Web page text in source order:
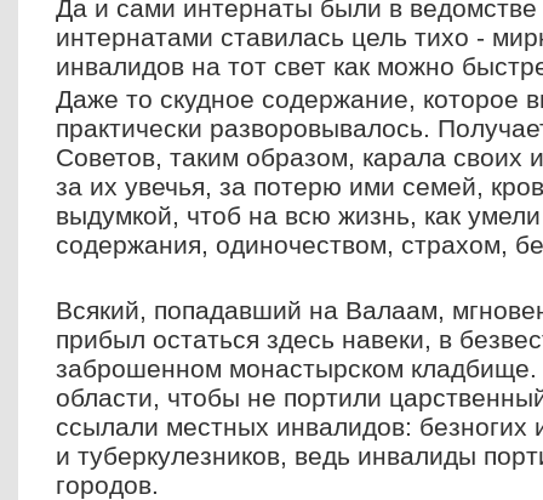
Да и сами интернаты были в
интернатами ставилась цель тихо -
инвалидов на тот свет как можно
Даже то скудное содержание, которое
практически разворовывалось.
Советов, таким образом, карала своих
за их увечья, за потерю ими семей,
выдумкой, чтоб на всю жизнь, как
содержания, одиночеством, страхом,
Всякий, попадавший на Валаам,
прибыл остаться здесь навеки, в
заброшенном монастырском
области, чтобы не портили
ссылали местных инвалидов: безногих
и туберкулезников, ведь инвалиды
городов.